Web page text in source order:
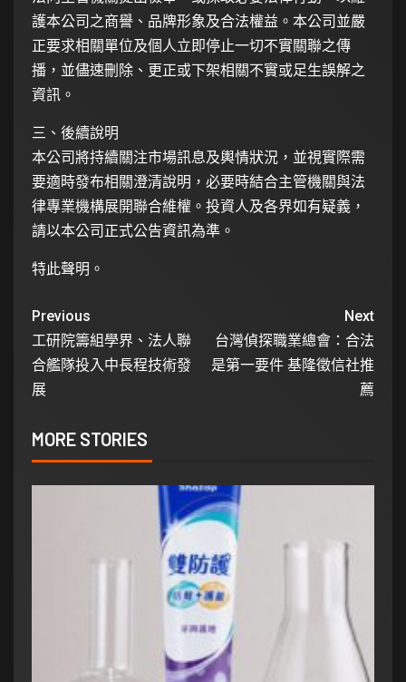
護本公司之商譽、品牌形象及合法權益。本公司並嚴
正要求相關單位及個人立即停止一切不實關聯之傳
播，並儘速刪除、更正或下架相關不實或足生誤解之
資訊。
三、後續說明
本公司將持續關注市場訊息及輿情狀況，並視實際需
要適時發布相關澄清說明，必要時結合主管機關與法
律專業機構展開聯合維權。投資人及各界如有疑義，
請以本公司正式公告資訊為準。
特此聲明。
Previous
工研院籌組學界、法人聯
合艦隊投入中長程技術發
展
Next
台灣偵探職業總會：合法
是第一要件 基隆徵信社推
薦
MORE STORIES